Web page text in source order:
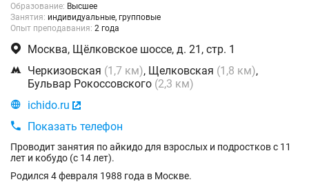
Образование: Высшее
Занятия: индивидуальные, групповые
Опыт преподавания: 2 года
 Москва, Щёлковское шоссе, д. 21, стр. 1
 Черкизовская (1,7 км), Щелковская (1,8 км),
Бульвар Рокоссовского (2,3 км)
 ichido.ru 

Показать телефон
Проводит занятия по айкидо для взрослых и подростков с 11
лет и кобудо (с 14 лет).
Родился 4 февраля 1988 года в Москве.